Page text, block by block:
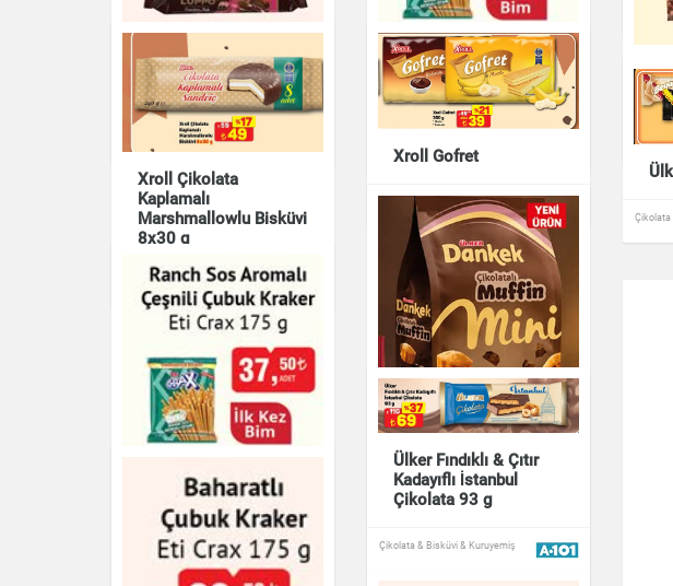
Çikolata Kaplamalı
Vişneli Sandviç Kek
Luppo 182 g
Çikolata & Bisküvi & Kuruyemiş
Ranch Sos Aromalı
Çeşnili Çubuk Kraker
Eti Crax 175 g
Çikolata & Bisküvi & Kuruyemiş
Xroll Çikolata
Kaplamalı
Marshmallowlu Bisküvi
8x30 g
Çikolata & Bisküvi & Kuruyemiş
Xroll Gofret
Çikolata & Bisküvi & Kuruyemiş
Çikolata
Ranch Sos Aromalı
Çeşnili Çubuk Kraker
Eti Crax 175 g
Çikolata & Bisküvi & Kuruyemiş
Ülker Fındıklı & Çıtır
Kadayıflı İstanbul
Çikolata 93 g
Çikolata & Bisküvi & Kuruyemiş